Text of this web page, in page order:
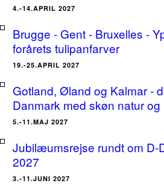
4.-14.APRIL 2027
Brugge - Gent - Bruxelles -
forårets tulipanfarver
19.-25.APRIL 2027
Gotland, Øland og Kalmar -
Danmark med skøn natur og
5.-11.MAJ 2027
Jubilæumsrejse rundt om D-
2027
3.-11.JUNI 2027